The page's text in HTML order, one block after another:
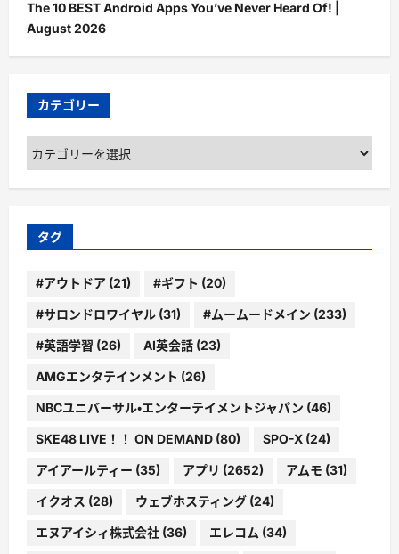
The 10 BEST Android Apps You’ve Never Heard Of! |
August 2026
カテゴリー
カ
ゴ
ー
タグ
#アウトドア (21) #ギフト (20)
#サロンドロワイヤル (31) #ムームードメイン (233)
#英語学習 (26) AI英会話 (23)
AMGエンタテインメント (26)
NBCユニバーサル・エンターテイメントジャパン (46)
SKE48 LIVE！！ ON DEMAND (80) SPO-X (24)
アイアールティー (35) アプリ (2652) アムモ (31)
イクオス (28) ウェブホスティング (24)
エヌアイシィ株式会社 (36) エレコム (34)